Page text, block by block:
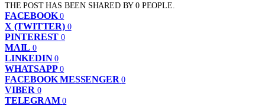
THE POST HAS BEEN SHARED BY0 PEOPLE.
FACEBOOK 0
X (TWITTER) 0
PINTEREST 0
MAIL 0
LINKEDIN 0
WHATSAPP 0
FACEBOOK MESSENGER 0
VIBER 0
TELEGRAM 0